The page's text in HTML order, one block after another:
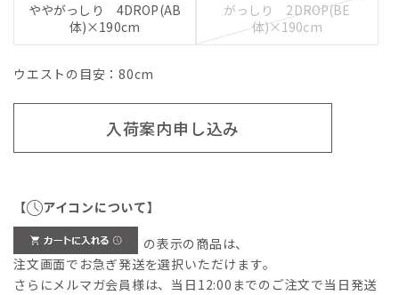
ややがっしり 4DROP(AB
体)×190cm
がっしり 2DROP(BE
体)×190cm
ウエストの目安：80cm
入荷案内申し込み
【 アイコンについて】
の表示の商品は、
注文画面でお急ぎ発送を選択いただけます。
さらにメルマガ会員様は、当日12:00までのご注文で当日発送